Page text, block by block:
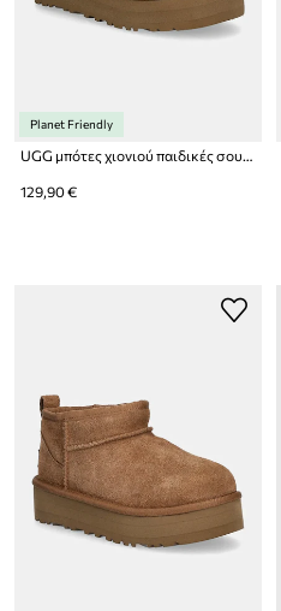
Planet Friendly
UGG μπότες χιονιού παιδικές σουέτ CLASSIC ULTRA MINPLATFORM
129,90 €